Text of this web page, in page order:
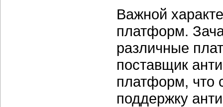
Важной
платформ.
различные
поставщик
платформ, что
поддержку